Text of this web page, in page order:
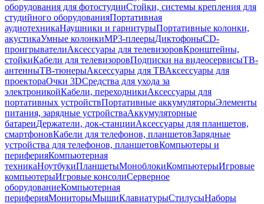
оборудования для фотостудииСтойки, системы крепления для
студийного оборудованияПортативная
аудиотехникаНаушники и гарнитурыПортативные колонки,
акустикаУмные колонкиMP3-плеерыДиктофоныCD-
проигрывателиАксессуары для телевизоровКронштейны,
стойкиКабели для телевизоровПодписки на видеосервисыТВ-
антенныТВ-тюнерыАксессуары для ТВАксессуары для
проектораОчки 3DСредства для ухода за
электроникойКабели, переходникиАксессуары для
портативных устройствПортативные аккумуляторыЭлементы
питания, зарядные устройстваАккумуляторные
батареиДержатели, док-станцииАксессуары для планшетов,
смартфоновКабели для телефонов, планшетовЗарядные
устройства для телефонов, планшетовКомпьютеры и
периферияКомпьютерная
техникаНоутбукиПланшетыМоноблокиКомпьютерыИгровые
компьютерыИгровые консолиСерверное
оборудованиеКомпьютерная
периферияМониторыМышиКлавиатурыСтилусыНаборы